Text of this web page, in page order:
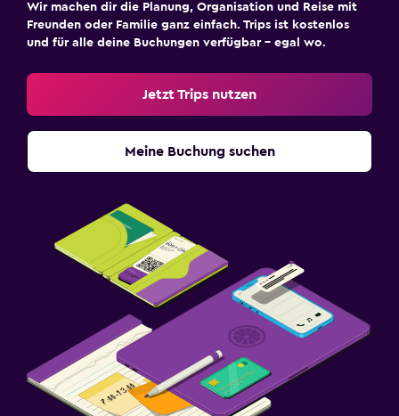
Wir machen dir die Planung, Organisation und Reise mit
Freunden oder Familie ganz einfach. Trips ist kostenlos
und für alle deine Buchungen verfügbar – egal wo.
Jetzt Trips nutzen
Meine Buchung suchen